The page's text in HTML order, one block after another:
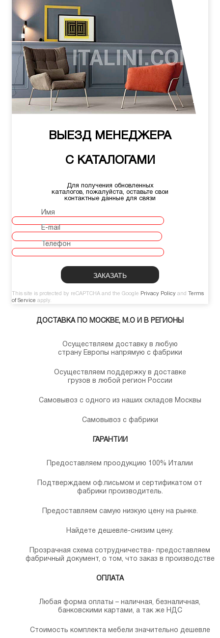
ВЫЕЗД МЕНЕДЖЕРА
С КАТАЛОГАМИ
Для получения обновленных
каталогов, пожалуйста, оставьте свои
контактные данные для связи
Имя
E-mail
Телефон
This site is protected by reCAPTCHA and the Google Privacy Policy and
Terms
of Service apply.
ДОСТАВКА ПО МОСКВЕ, М.О И В РЕГИОНЫ
Осуществляем доставку в любую
страну Европы напрямую с фабрики
Осуществляем поддержку в доставке
грузов в любой регион России
Самовывоз с одного из наших складов Москвы
Самовывоз с фабрики
ГАРАНТИИ
Предоставляем проодукцию 100% Италии
Подтверждаем оф.письмом и сертификатом от
фабрики производитель.
Предоставляем самую низкую цену на рынке.
Найдете дешевле-снизим цену.
Прозрачная схема сотрудничества- предоставляем
фабричный документ, о том, что заказ в производстве
ОПЛАТА
Любая форма оплаты – наличная, безналичная,
банковскими картами, а так же НДС
Стоимость комплекта мебели значительно дешевле